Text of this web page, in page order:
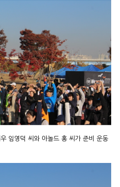
임영덕 씨와 아놀드 홍 씨가 준비 운동